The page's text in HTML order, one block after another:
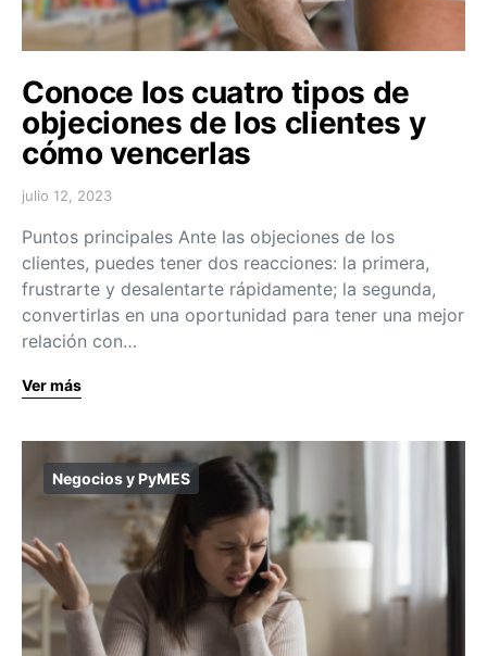
Conoce los cuatro tipos de
objeciones de los clientes y
cómo vencerlas
julio 12, 2023
Puntos principales Ante las objeciones de los
clientes, puedes tener dos reacciones: la primera,
frustrarte y desalentarte rápidamente; la segunda,
convertirlas en una oportunidad para tener una mejor
relación con…
Ver más
Negocios y PyMES